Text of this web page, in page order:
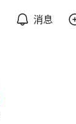
消息